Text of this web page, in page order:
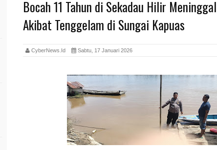
Bocah 11 Tahun di Sekadau Hilir
Akibat Tenggelam di Sungai Kapuas
CyberNews.id Sabtu, 17 Januari 2026